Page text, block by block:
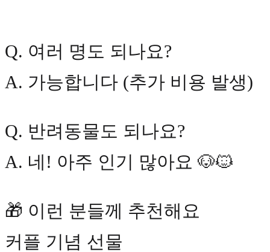
Q. 여러 명도 되나요?
A. 가능합니다 (추가 비용 발생)
Q. 반려동물도 되나요?
A. 네! 아주 인기 많아요 🐶🐱
🎁 이런 분들께 추천해요
커플 기념 선물